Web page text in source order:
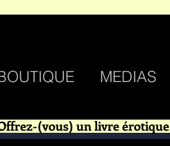
MEDIAS
(vous) un livre érotique